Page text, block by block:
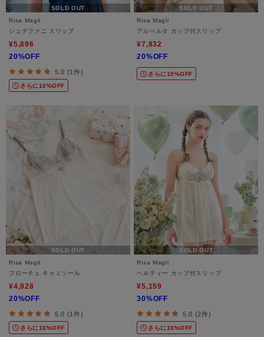
SOLD OUT
Risa Magli
シュテファニ スリップ
¥5,896
20%OFF
5.0 (1件)
さらに10%OFF
SOLD OUT
Risa Magli
アルベルタ カップ付スリップ
¥7,832
20%OFF
さらに10%OFF
SOLD OUT
Risa Magli
フローチェ キャミソール
¥4,928
20%OFF
5.0 (1件)
さらに10%OFF
SOLD OUT
Risa Magli
ヘルティー カップ付スリップ
¥5,159
30%OFF
5.0 (2件)
さらに10%OFF